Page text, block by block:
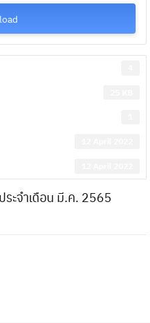
ะจำเดือน มี.ค. 2565